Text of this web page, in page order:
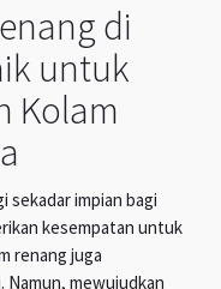
di
untuk
Kolam
sekadar impian bagi
kesempatan untuk
renang juga
mewujudkan